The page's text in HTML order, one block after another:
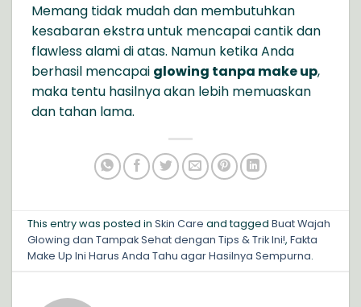
Memang tidak mudah dan membutuhkan
kesabaran ekstra untuk mencapai cantik dan
flawless alami di atas. Namun ketika Anda
berhasil mencapai glowing tanpa make up,
maka tentu hasilnya akan lebih memuaskan
dan tahan lama.
This entry was posted inSkin Care and taggedBuat Wajah
Glowing dan Tampak Sehat dengan Tips & Trik Ini!,Fakta
Make Up Ini Harus Anda Tahu agar Hasilnya Sempurna.